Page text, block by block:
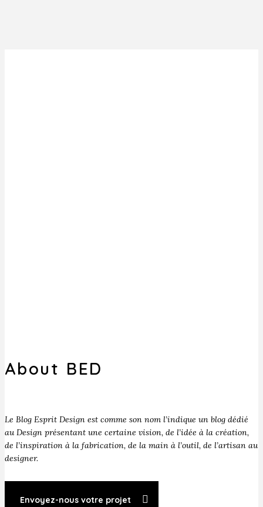
About BED
Le Blog Esprit Design est comme son nom l’indique un blog dédié
au Design présentant une certaine vision, de l’idée à la création,
de l’inspiration à la fabrication, de la main à l’outil, de l’artisan au
designer.
Envoyez-nous votre projet